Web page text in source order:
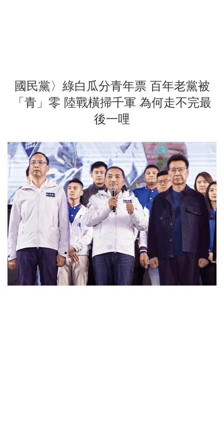
國民黨〉綠白瓜分青年票 百年老黨被
「青」零 陸戰橫掃千軍 為何走不完最
後一哩